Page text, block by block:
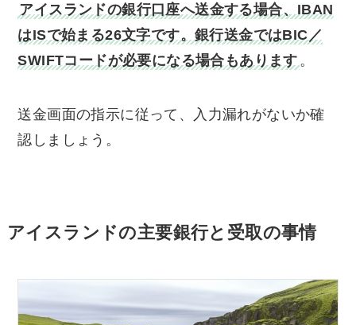
アイスランドの銀行口座へ送金する場合、IBAN
はISで始まる26文字です。銀行送金ではBIC／
SWIFTコードが必要になる場合もあります 。
送金画面の指示に従って、入力漏れがないか確
認しましょう。
アイスランドの主要銀行と受取の事情